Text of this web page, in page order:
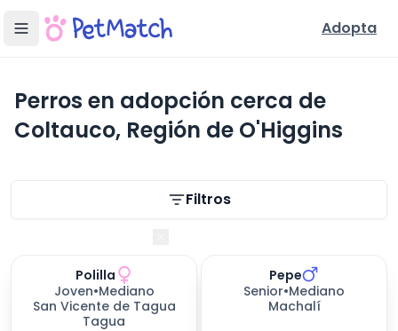
Adopta
Perros en adopción cerca de
Coltauco, Región de O'Higgins
Filtros
días esperando
Polilla
Joven•Mediano
San Vicente de Tagua
Tagua
Pepe
Senior•Mediano
Machalí